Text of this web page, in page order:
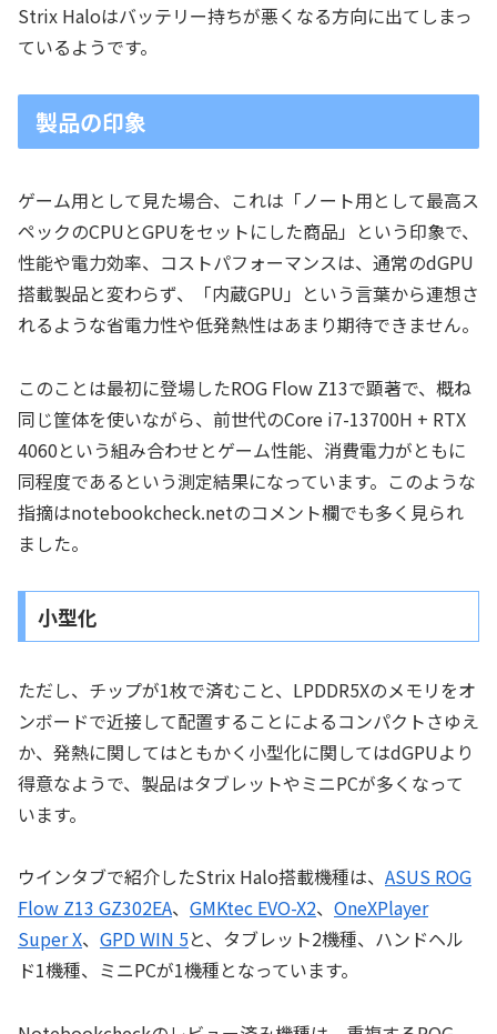
Strix Haloはバッテリー持ちが悪くなる方向に出てしまっ
ているようです。
製品の印象
ゲーム用として見た場合、これは「ノート用として最高ス
ペックのCPUとGPUをセットにした商品」という印象で、
性能や電力効率、コストパフォーマンスは、通常のdGPU
搭載製品と変わらず、「内蔵GPU」という言葉から連想さ
れるような省電力性や低発熱性はあまり期待できません。
このことは最初に登場したROG Flow Z13で顕著で、概ね
同じ筐体を使いながら、前世代のCore i7-13700H + RTX
4060という組み合わせとゲーム性能、消費電力がともに
同程度であるという測定結果になっています。このような
指摘はnotebookcheck.netのコメント欄でも多く見られ
ました。
小型化
ただし、チップが1枚で済むこと、LPDDR5Xのメモリをオ
ンボードで近接して配置することによるコンパクトさゆえ
か、発熱に関してはともかく小型化に関してはdGPUより
得意なようで、製品はタブレットやミニPCが多くなって
います。
ウインタブで紹介したStrix Halo搭載機種は、 ASUS ROG
Flow Z13 GZ302EA、 GMKtec EVO-X2、 OneXPlayer
Super X、 GPD WIN 5と、タブレット2機種、ハンドヘル
ド1機種、ミニPCが1機種となっています。